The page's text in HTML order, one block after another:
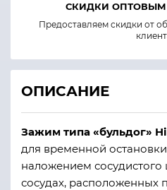
СКИДКИ ОПТОВЫМ
Предоставляем скидки от
ОПИСАНИЕ
Зажим типа «бульдог»
для временной
наложением
сосудах, расположенных